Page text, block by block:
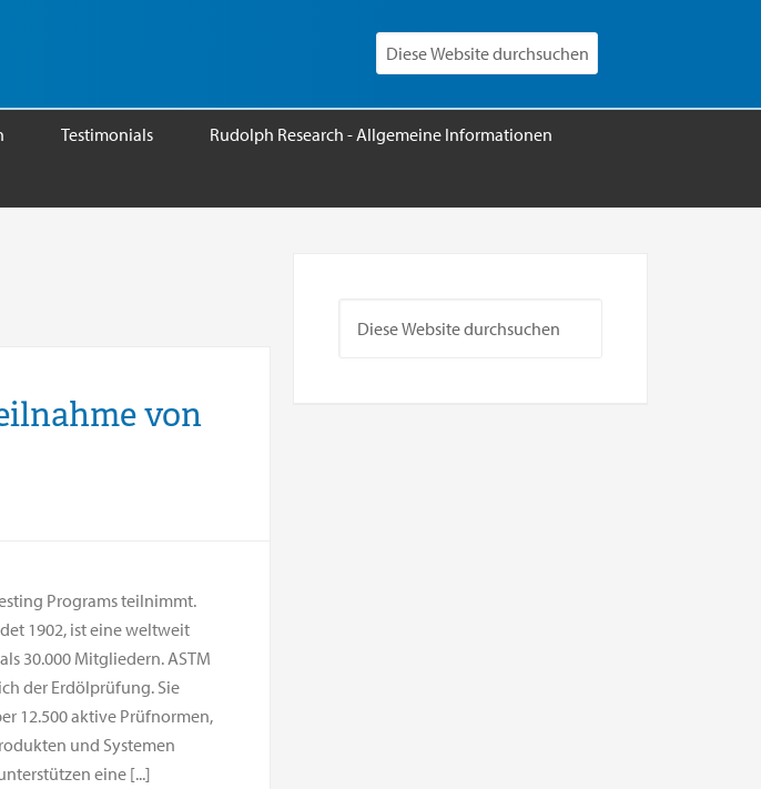
Testimonials Rudolph Research - Allgemeine Informationen
von
Programs teilnimmt.
1902, ist eine weltweit
30.000 Mitgliedern. ASTM
der Erdölprüfung. Sie
12.500 aktive Prüfnormen,
und Systemen
eine [...]